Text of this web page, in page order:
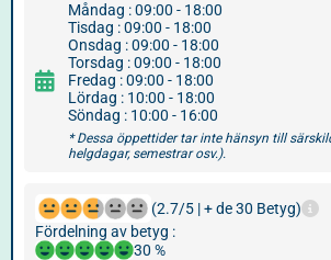
Måndag : 09:00 - 18:00
Tisdag : 09:00 - 18:00
Onsdag : 09:00 - 18:00
Torsdag : 09:00 - 18:00
Fredag : 09:00 - 18:00
Lördag : 10:00 - 18:00
Söndag : 10:00 - 16:00
* Dessa öppettider tar inte hänsyn till
helgdagar, semestrar osv.).
(2.7/5 | + de 30 Betyg)
Fördelning av betyg :
30 %